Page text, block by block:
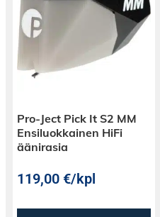
Pro-Ject Pick It S2 MM
Ensiluokkainen HiFi
äänirasia
119,00€/kpl